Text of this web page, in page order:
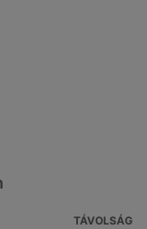
TÁVOLSÁG